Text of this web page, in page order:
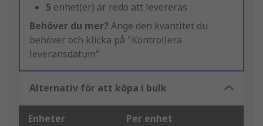
5 enhet(er) är redo att levereras
Behöver du mer? Ange den kvantitet du
behöver och klicka på "Kontrollera
leveransdatum"
Alternativ för att köpa i bulk
Enheter Per enhet